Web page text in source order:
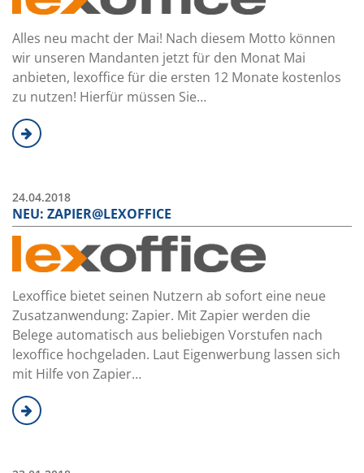
Alles neu macht der Mai! Nach diesem Motto können
wir unseren Mandanten jetzt für den Monat Mai
anbieten, lexoffice für die ersten 12 Monate kostenlos
zu nutzen! Hierfür müssen Sie…
24.04.2018
NEU: ZAPIER@LEXOFFICE
Lexoffice bietet seinen Nutzern ab sofort eine neue
Zusatzanwendung: Zapier. Mit Zapier werden die
Belege automatisch aus beliebigen Vorstufen nach
lexoffice hochgeladen. Laut Eigenwerbung lassen sich
mit Hilfe von Zapier…